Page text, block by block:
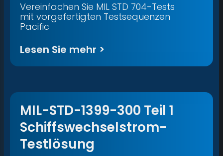
Vereinfachen Sie MIL STD 704-Tests
mit vorgefertigten Testsequenzen
Pacific
Lesen Sie mehr >
MIL-STD-1399-300 Teil 1
Schiffswechselstrom-
Testlösung